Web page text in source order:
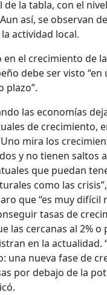
de la tabla, con el
así, se observan
actividad local.
en el crecimiento de
debe ser visto
plazo”.
las economías
de crecimiento,
mira los
y no tienen saltos
que puedan
como las
que “es muy difícil
tasas de
las cercanas al 2% o
en la actualidad.
una nueva fase de
por debajo de la